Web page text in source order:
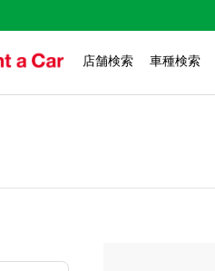
店舗検索 車種検索